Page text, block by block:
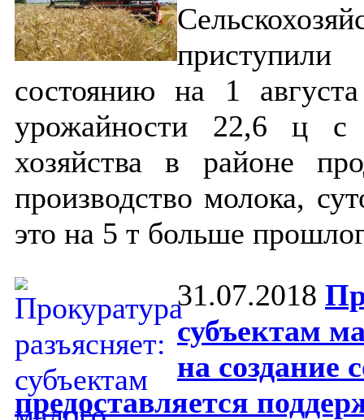
состоянию на 1
урожайности 22,6 ц
хозяйства в районе
производство молока,
это на 5 т больше
31.07.2018
субъектам
на создание
предоставляется